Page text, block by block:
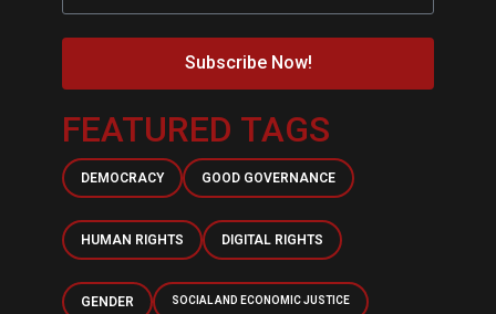
Subscribe Now!
FEATURED TAGS
DEMOCRACY GOOD GOVERNANCE
HUMAN RIGHTS DIGITAL RIGHTS
GENDER SOCIAL AND ECONOMIC JUSTICE